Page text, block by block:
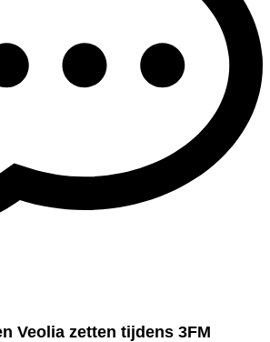
Veolia zetten tijdens 3FM